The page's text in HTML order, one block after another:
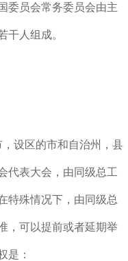
委员会常务委员会由主
干人组成。
设区的市和自治州，县
代表大会，由同级总工
特殊情况下，由同级总
，可以提前或者延期举
是：